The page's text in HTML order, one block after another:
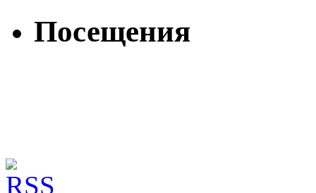
Посещения